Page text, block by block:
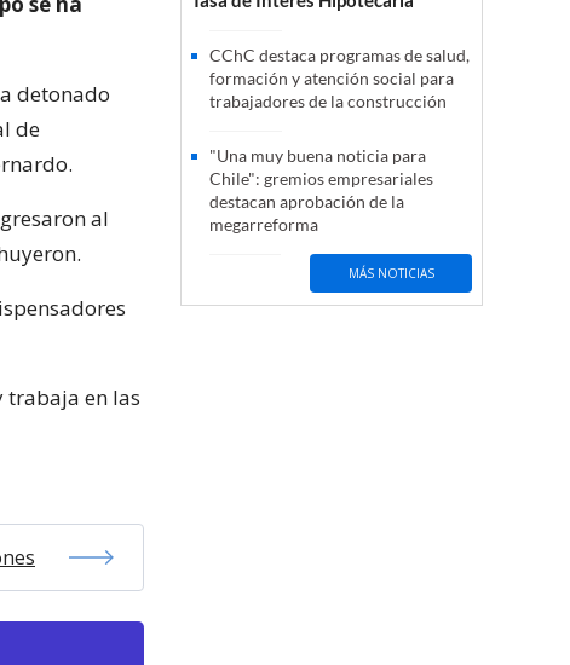
detonado
de
al
trabaja en las
CChC destaca programas de salud,
formación y atención social para
trabajadores de la construcción
"Una muy buena noticia para
Chile": gremios empresariales
destacan aprobación de la
megarreforma
MÁS NOTICIAS